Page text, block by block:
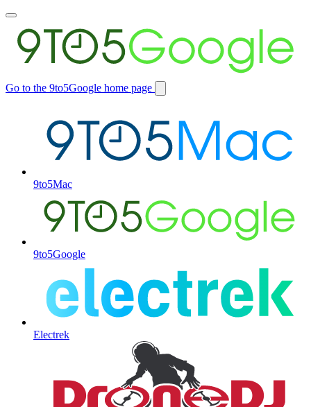
Toggle
main
menu
Go to the 9to5Google home page
Switch
9to5Mac
9to5Google
Electrek